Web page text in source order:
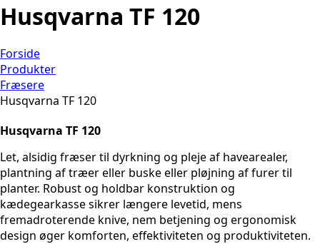
Husqvarna TF 120
Forside
Produkter
Fræsere
Husqvarna TF 120
Husqvarna TF 120
Let, alsidig fræser til dyrkning og pleje af havearealer,
plantning af træer eller buske eller pløjning af furer til
planter. Robust og holdbar konstruktion og
kædegearkasse sikrer længere levetid, mens
fremadroterende knive, nem betjening og ergonomisk
design øger komforten, effektiviteten og produktiviteten.